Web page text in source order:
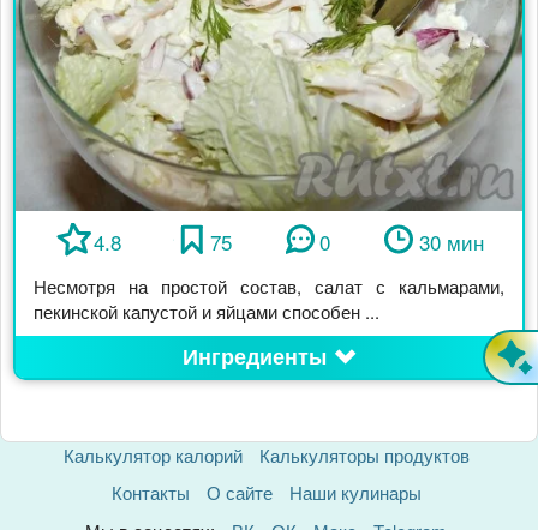
4.8 75 0 30 мин
Несмотря на простой состав, салат с кальмарами,
пекинской капустой и яйцами способен ...
Ингредиенты
Калькулятор калорий
Калькуляторы продуктов
Контакты
О сайте
Наши кулинары